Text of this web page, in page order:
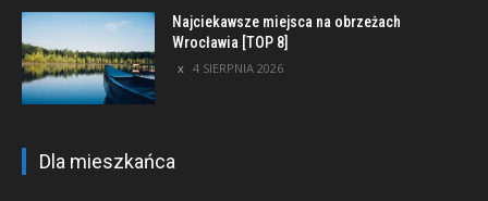
Najciekawsze miejsca na obrzeżach
Wrocławia [TOP 8]
4 SIERPNIA 2026
Dla mieszkańca